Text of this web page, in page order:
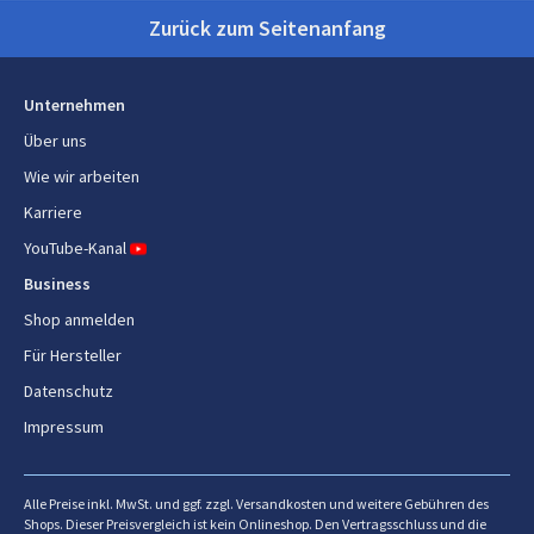
Paketgewicht 13,1 kg
Energie
Leistung
AC Eingangsfrequenz
Eiswürfelmaschine,
Zurück zum Seitenanfang
Unternehmen
Über uns
Wie wir arbeiten
Karriere
YouTube-Kanal
Business
Shop anmelden
Für Hersteller
Datenschutz
Impressum
Alle Preise inkl. MwSt. und ggf. zzgl. Versandkosten und weitere Gebühren des
Shops. Dieser Preisvergleich ist kein Onlineshop. Den Vertragsschluss und die